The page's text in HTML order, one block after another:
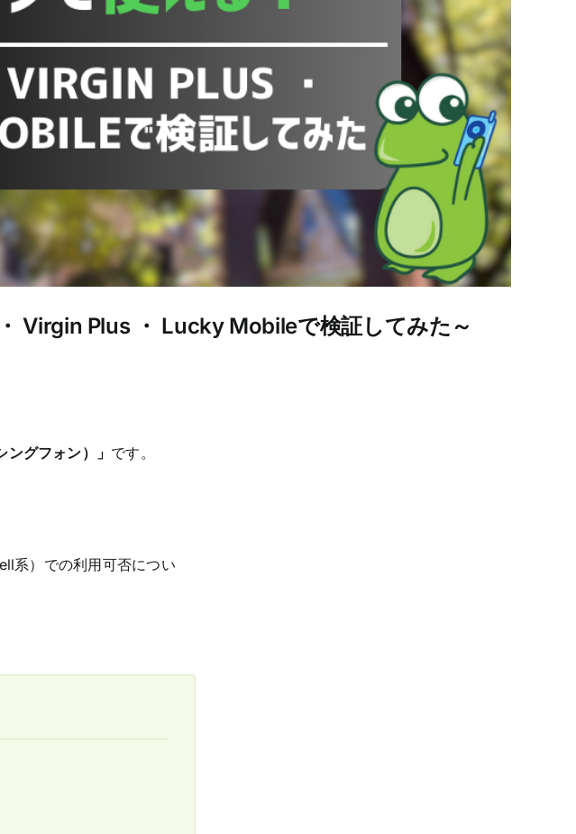
Virgin Plus ・ Lucky Mobileで検証してみた～
グフォン）」 です。
系）での利用可否につい